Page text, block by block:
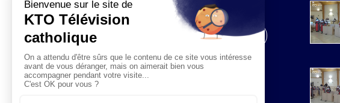
du jour à 11h45 (et non plus à 12h30).
Visiter la page de l'émission